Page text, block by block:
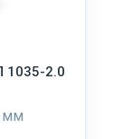
1035-2.0
мм